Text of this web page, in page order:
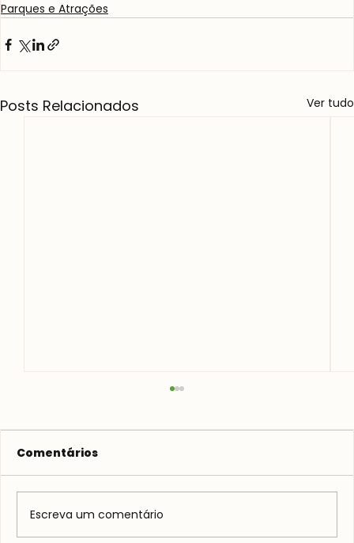
Parques e Atrações
Posts Relacionados Ver tudo
Comentários
Escreva um comentário